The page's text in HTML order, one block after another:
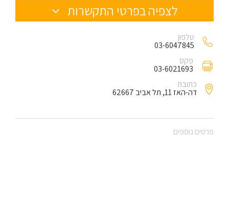
לצפיה בפרטי התקשרות
טלפון
03-6047845
פקס
03-6021693
כתובת
דה-האז 11, תל אביב 62667
פרטים נוספים